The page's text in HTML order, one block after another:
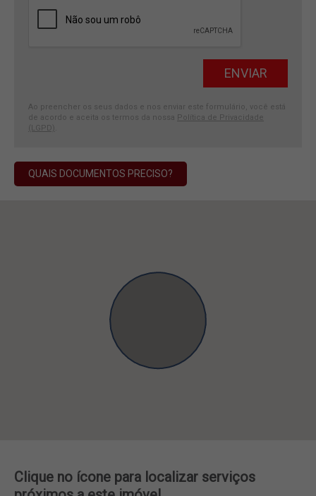
Ao preencher os seus dados e nos enviar este formulário, você está
de acordo e aceita os termos da nossa Política de Privacidade
(LGPD)
QUAIS DOCUMENTOS PRECISO?